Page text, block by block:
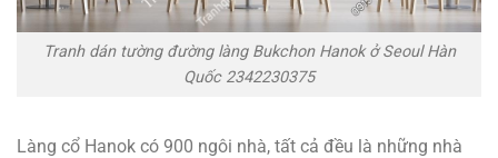
Tranh dán tường đường làng Bukchon Hanok ở Seoul Hàn
Quốc 2342230375
Làng cổ Hanok có 900 ngôi nhà, tất cả đều là những nhà